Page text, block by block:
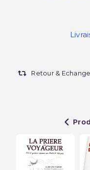
Retour & Echange